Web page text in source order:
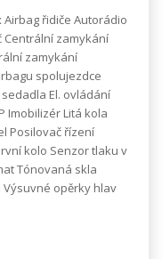
Airbag řidiče Autorádio
Centrální zamykání
zamykání
spolujezdce
El. ovládání
Imobilizér Litá kola
Posilovač řízení
kolo Senzor tlaku v
Tónovaná skla
opěrky hlav